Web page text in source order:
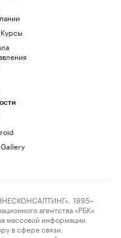
1995–
агентства «РБК»
массовой информации
в сфере связи,